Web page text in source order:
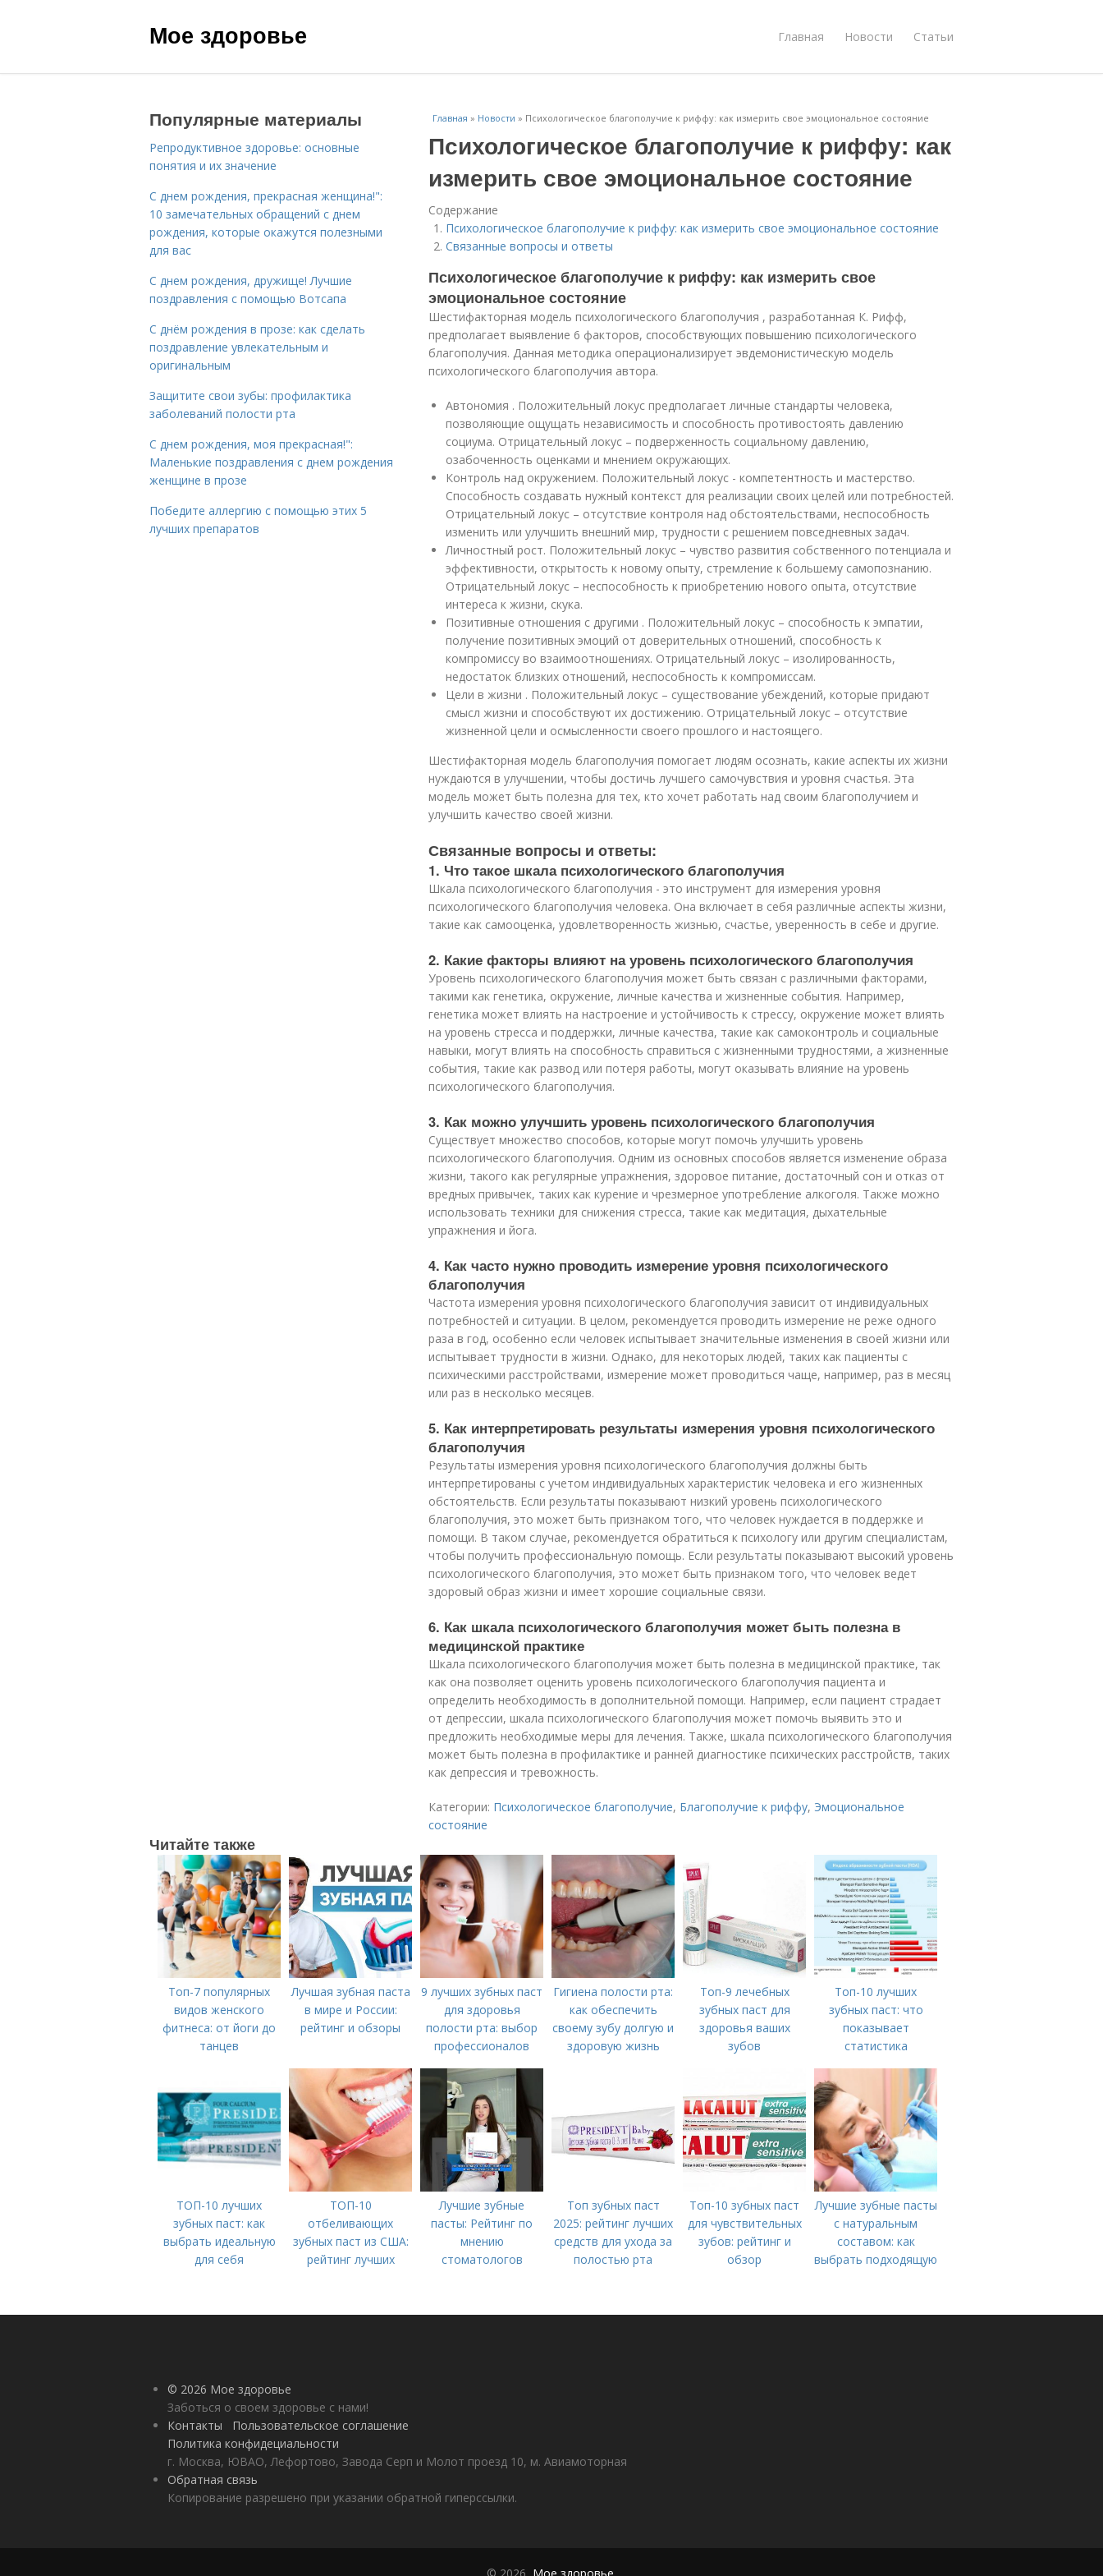
Мое здоровье Главная Новости Статьи
Главная » Новости » Психологическое благополучие к риффу: как измерить свое эмоциональное состояние
Психологическое благополучие к риффу: как
измерить свое эмоциональное состояние
Содержание
Психологическое благополучие к риффу: как измерить свое эмоциональное состояние
Связанные вопросы и ответы
Психологическое благополучие к риффу: как измерить свое
эмоциональное состояние
Шестифакторная модель психологического благополучия , разработанная К. Рифф,
предполагает выявление 6 факторов, способствующих повышению психологического
благополучия. Данная методика операционализирует эвдемонистическую модель
психологического благополучия автора.
Автономия . Положительный локус предполагает личные стандарты человека,
позволяющие ощущать независимость и способность противостоять давлению
социума. Отрицательный локус – подверженность социальному давлению,
озабоченность оценками и мнением окружающих.
Контроль над окружением. Положительный локус - компетентность и мастерство.
Способность создавать нужный контекст для реализации своих целей или потребностей.
Отрицательный локус – отсутствие контроля над обстоятельствами, неспособность
изменить или улучшить внешний мир, трудности с решением повседневных задач.
Личностный рост. Положительный локус – чувство развития собственного потенциала и
эффективности, открытость к новому опыту, стремление к большему самопознанию.
Отрицательный локус – неспособность к приобретению нового опыта, отсутствие
интереса к жизни, скука.
Позитивные отношения с другими . Положительный локус – способность к эмпатии,
получение позитивных эмоций от доверительных отношений, способность к
компромиссу во взаимоотношениях. Отрицательный локус – изолированность,
недостаток близких отношений, неспособность к компромиссам.
Цели в жизни . Положительный локус – существование убеждений, которые придают
смысл жизни и способствуют их достижению. Отрицательный локус – отсутствие
жизненной цели и осмысленности своего прошлого и настоящего.
Шестифакторная модель благополучия помогает людям осознать, какие аспекты их жизни
нуждаются в улучшении, чтобы достичь лучшего самочувствия и уровня счастья. Эта
модель может быть полезна для тех, кто хочет работать над своим благополучием и
улучшить качество своей жизни.
Связанные вопросы и ответы:
1. Что такое шкала психологического благополучия
Шкала психологического благополучия - это инструмент для измерения уровня
психологического благополучия человека. Она включает в себя различные аспекты жизни,
такие как самооценка, удовлетворенность жизнью, счастье, уверенность в себе и другие.
2. Какие факторы влияют на уровень психологического благополучия
Уровень психологического благополучия может быть связан с различными факторами,
такими как генетика, окружение, личные качества и жизненные события. Например,
генетика может влиять на настроение и устойчивость к стрессу, окружение может влиять
на уровень стресса и поддержки, личные качества, такие как самоконтроль и социальные
навыки, могут влиять на способность справиться с жизненными трудностями, а жизненные
события, такие как развод или потеря работы, могут оказывать влияние на уровень
психологического благополучия.
3. Как можно улучшить уровень психологического благополучия
Существует множество способов, которые могут помочь улучшить уровень
психологического благополучия. Одним из основных способов является изменение образа
жизни, такого как регулярные упражнения, здоровое питание, достаточный сон и отказ от
вредных привычек, таких как курение и чрезмерное употребление алкоголя. Также можно
использовать техники для снижения стресса, такие как медитация, дыхательные
упражнения и йога.
4. Как часто нужно проводить измерение уровня психологического
благополучия
Частота измерения уровня психологического благополучия зависит от индивидуальных
потребностей и ситуации. В целом, рекомендуется проводить измерение не реже одного
раза в год, особенно если человек испытывает значительные изменения в своей жизни или
испытывает трудности в жизни. Однако, для некоторых людей, таких как пациенты с
психическими расстройствами, измерение может проводиться чаще, например, раз в месяц
или раз в несколько месяцев.
5. Как интерпретировать результаты измерения уровня психологического
благополучия
Результаты измерения уровня психологического благополучия должны быть
интерпретированы с учетом индивидуальных характеристик человека и его жизненных
обстоятельств. Если результаты показывают низкий уровень психологического
благополучия, это может быть признаком того, что человек нуждается в поддержке и
помощи. В таком случае, рекомендуется обратиться к психологу или другим специалистам,
чтобы получить профессиональную помощь. Если результаты показывают высокий уровень
психологического благополучия, это может быть признаком того, что человек ведет
здоровый образ жизни и имеет хорошие социальные связи.
6. Как шкала психологического благополучия может быть полезна в
медицинской практике
Шкала психологического благополучия может быть полезна в медицинской практике, так
как она позволяет оценить уровень психологического благополучия пациента и
определить необходимость в дополнительной помощи. Например, если пациент страдает
от депрессии, шкала психологического благополучия может помочь выявить это и
предложить необходимые меры для лечения. Также, шкала психологического благополучия
может быть полезна в профилактике и ранней диагностике психических расстройств, таких
как депрессия и тревожность.
Категории: Психологическое благополучие, Благополучие к риффу, Эмоциональное
состояние
Популярные материалы
Репродуктивное здоровье: основные
понятия и их значение
С днем рождения, прекрасная женщина!":
10 замечательных обращений с днем
рождения, которые окажутся полезными
для вас
С днем рождения, дружище! Лучшие
поздравления с помощью Вотсапа
С днём рождения в прозе: как сделать
поздравление увлекательным и
оригинальным
Защитите свои зубы: профилактика
заболеваний полости рта
С днем рождения, моя прекрасная!":
Маленькие поздравления с днем рождения
женщине в прозе
Победите аллергию с помощью этих 5
лучших препаратов
Читайте также
Топ-7 популярных
видов женского
фитнеса: от йоги до
танцев
Лучшая зубная паста
в мире и России:
рейтинг и обзоры
9 лучших зубных паст
для здоровья
полости рта: выбор
профессионалов
Гигиена полости рта:
как обеспечить
своему зубу долгую и
здоровую жизнь
Топ-9 лечебных
зубных паст для
здоровья ваших
зубов
Топ-10 лучших
зубных паст: что
показывает
статистика
ТОП-10 лучших
зубных паст: как
выбрать идеальную
для себя
ТОП-10
отбеливающих
зубных паст из США:
рейтинг лучших
Лучшие зубные
пасты: Рейтинг по
мнению
стоматологов
Топ зубных паст
2025: рейтинг лучших
средств для ухода за
полостью рта
Топ-10 зубных паст
для чувствительных
зубов: рейтинг и
обзор
Лучшие зубные пасты
с натуральным
составом: как
выбрать подходящую
© 2026 Мое здоровье
Заботься о своем здоровье с нами!
Контакты
Пользовательское соглашение
Политика конфидециальности
г. Москва, ЮВАО, Лефортово, Завода Серп и Молот проезд 10, м. Авиамоторная
Обратная связь
Копирование разрешено при указании обратной гиперссылки.
© 2026, Мое здоровье